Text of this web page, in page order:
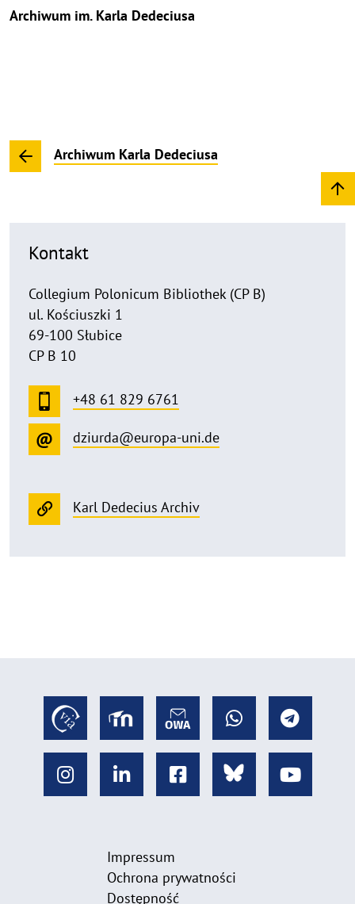
Archiwum im. Karla Dedeciusa
Archiwum Karla Dedeciusa
Kontakt
Collegium Polonicum Bibliothek (CP B)
ul. Kościuszki 1
69-100 Słubice
CP B 10
+48 61 829 6761
dziurda@europa-uni.de
Karl Dedecius Archiv
Impressum
Ochrona prywatności
Dostępność